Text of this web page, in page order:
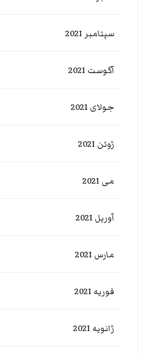
سپتامبر 2021
آگوست 2021
جولای 2021
ژوئن 2021
می 2021
آوریل 2021
مارس 2021
فوریه 2021
ژانویه 2021